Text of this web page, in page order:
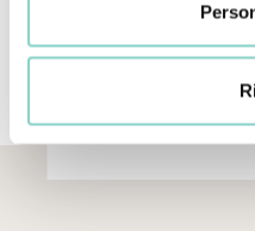
LUGLIO
VOGLIO
Richiedi ora